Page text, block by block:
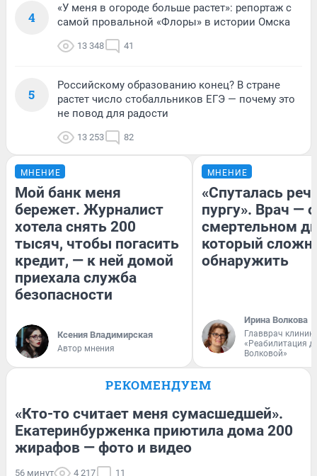
4
«У меня в огороде больше растет»: репортаж с
самой провальной «Флоры» в истории Омска
13 348 41
5
Российскому образованию конец? В стране
растет число стобалльников ЕГЭ — почему это
не повод для радости
13 253 82
МНЕНИЕ
Мой банк меня
бережет. Журналист
хотела снять 200
тысяч, чтобы погасить
кредит, — к ней домой
приехала служба
безопасности
Ксения Владимирская
Автор мнения
МНЕНИЕ
«Спуталась
пургу». Врач — о
смертельном
который
обнаружить
Ирина Волкова
Главврач
«Реабилитация
Волковой»
РЕКОМЕНДУЕМ
«Кто-то считает меня сумасшедшей».
Екатеринбурженка приютила дома 200
жирафов — фото и видео
56 минут 4 217 11